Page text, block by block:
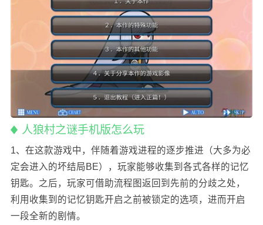
人狼村之谜手机版怎么玩
1、在这款游戏中，伴随着游戏进程的逐步推进（大多为必
定会进入的坏结局BE），玩家能够收集到各式各样的记忆
钥匙。之后，玩家可借助流程图返回到先前的分歧之处，
利用收集到的记忆钥匙开启之前被锁定的选项，进而开启
一段全新的剧情。